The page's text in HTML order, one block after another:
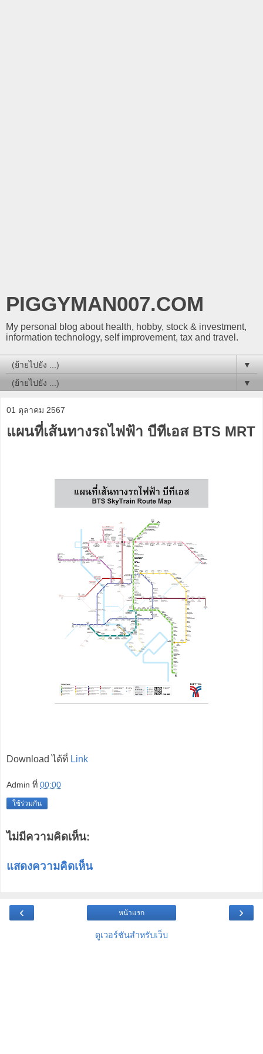
PIGGYMAN007.COM
My personal blog about health, hobby, stock & investment,
information technology, self improvement, tax and travel.
▼
▼
01 ตุลาคม 2567
แผนที่เส้นทางรถไฟฟ้า บีทีเอส BTS MRT
Download ได้ที่ Link
Admin ที่ 00:00
ใช้ร่วมกัน
ไม่มีความคิดเห็น:
แสดงความคิดเห็น
‹ ›
หน้าแรก
ดูเวอร์ชันสำหรับเว็บ